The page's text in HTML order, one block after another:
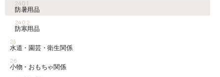
2401
防暑用品
2402
防寒用品
25
水道・園芸・衛生関係
26
小物・おもちゃ関係